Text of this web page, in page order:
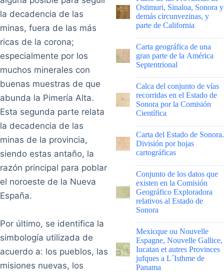
la decadencia de las
minas, fuera de las más
ricas de la corona;
especialmente por los
muchos minerales con
buenas muestras de que
abunda la Pimería Alta.
Esta segunda parte relata
la decadencia de las
minas de la provincia,
siendo estas antaño, la
razón principal para poblar
el noroeste de la Nueva
España.
Por último, se identifica la
simbología utilizada de
acuerdo a: los pueblos, las
misiones nuevas, los
Ostimuri, Sinaloa, Sonora y
demás circunvezinas, y
parte de California
Carta geográfica de una
gran parte de la América
Septentrional
Calca del conjunto de vías
recorridas en el Estado de
Sonora por la Comisión
Científica
Carta del Estado de Sonora.
División por hojas
cartográficas
Conjunto de los datos que
existen en la Comisión
Geográfico Exploradora
relativos al Estado de
Sonora
|
Mexicque ou Nouvelle
Espagne, Nouvelle Gallice,
Iucatan et autres Provinces
jufques a L´Isthme de
Panama